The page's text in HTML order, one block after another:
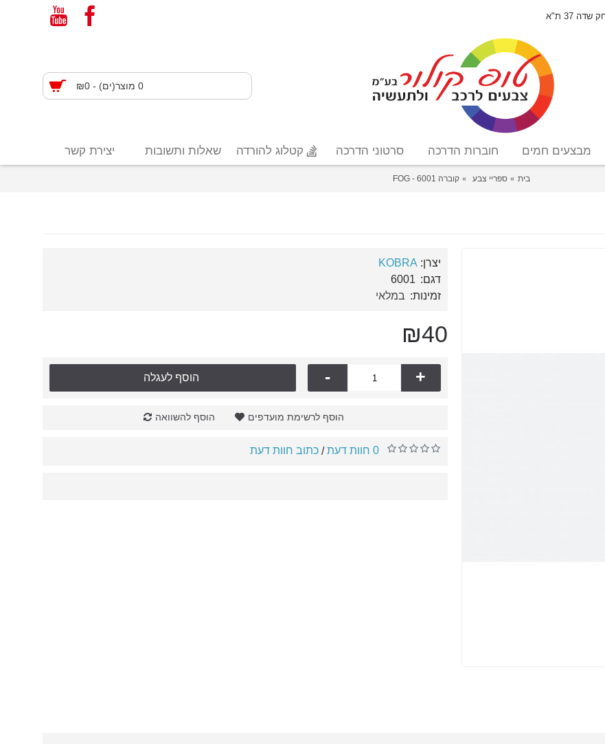
שדה 37 ת"א
0 מוצר(ים) - ₪0
מבצעים חמים חוברות הדרכה סרטוני הדרכה קטלוג להורדה שאלות ותשובות יצירת קשר
בית ספריי צבע קוברה 6001 - FOG
יצרן: KOBRA
דגם: 6001
זמינות: במלאי
₪40
- + הוסף לעגלה
הוסף לרשימת מועדפים הוסף להשוואה
0 חוות דעת / כתוב חוות דעת